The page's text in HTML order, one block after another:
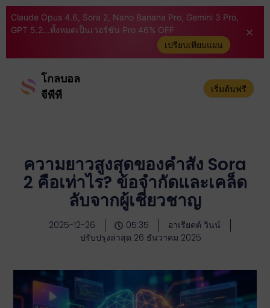
Claude Opus 4.6, Sora 2, Nano Banana Pro, Gemini 3 Pro,
GPT 5.2...ทั้งหมดเป็นเวอร์ชัน Pro 46% OFF
เปรียบเทียบแผน
โกลบอล
จีพีที
เริ่มต้นฟรี
ความยาวสูงสุดของคำสั่ง Sora
2 คือเท่าไร? ข้อจำกัดและเคล็ด
ลับจากผู้เชี่ยวชาญ
2025-12-26 05:35
อาเรียตต์ วินน์
ปรับปรุงล่าสุด 26 ธันวาคม 2025